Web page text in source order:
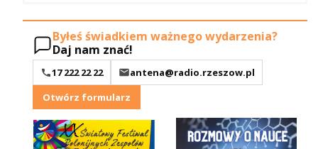
Byłeś świadkiem ważnego wydarzenia?
Daj nam znać!
17 222 22 22
antena@radio.rzeszow.pl
Otwórz formularz